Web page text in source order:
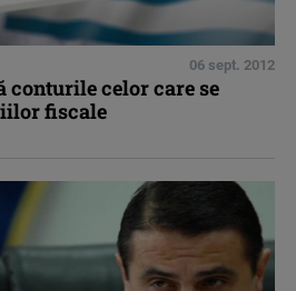
06 sept. 2012
conturile celor care se
fiscale